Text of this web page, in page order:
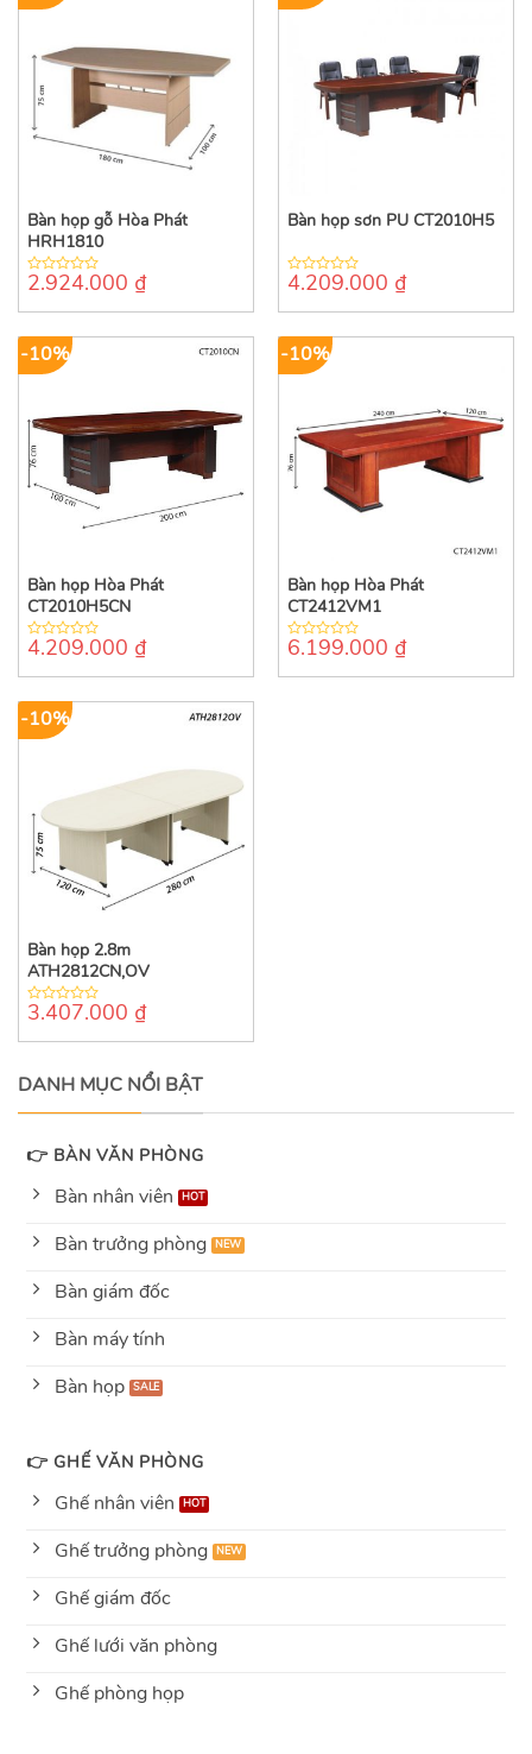
Bàn họp gỗ Hòa Phát
HRH1810
0
of
2.924.000 ₫
Bàn họp sơn PU CT2010H5
0
of
4.209.000 ₫
-10%
Bàn họp Hòa Phát
CT2010H5CN
0
of
4.209.000 ₫
-10%
Bàn họp Hòa Phát
CT2412VM1
0
of
6.199.000 ₫
-10%
Bàn họp 2.8m
ATH2812CN,OV
0
of
3.407.000 ₫
DANH MỤC NỔI BẬT
👉 BÀN VĂN PHÒNG
Bàn nhân viên
Bàn trưởng phòng
Bàn giám đốc
Bàn máy tính
Bàn họp
👉 GHẾ VĂN PHÒNG
Ghế nhân viên
Ghế trưởng phòng
Ghế giám đốc
Ghế lưới văn phòng
Ghế phòng họp